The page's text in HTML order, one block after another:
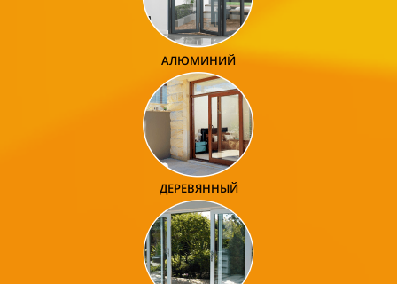
АЛЮМИНИЙ
ДЕРЕВЯННЫЙ